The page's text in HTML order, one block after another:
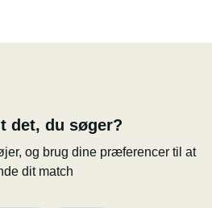
det, du søger?
og brug dine præferencer til at
dit match